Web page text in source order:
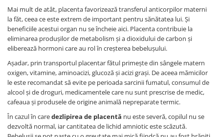
Mai mult de atât, placenta favorizează transferul anticorpilor materni
la făt, ceea ce este extrem de important pentru sănătatea lui. Și
beneficiile acestui organ nu se încheie aici. Placenta contribuie la
eliminarea produșilor de metabolism și a dioxidului de carbon și
eliberează hormoni care au rol în creșterea bebelușului.
Așadar, prin transportul placentar fătul primește din sângele matern
oxigen, vitamine, aminoacizi, glucoză și acizi grași. De aceea mămicilor
le este recomandat să evite pe perioada sarcinii fumatul, consumul de
alcool și de droguri, medicamentele care nu sunt prescrise de medic,
cafeaua și produsele de origine animală nepreparate termic.
În cazul în caredezlipirea de placentă nu este severă, copilul nu se
dezvoltă normal, iar cantitatea de lichid amniotic este scăzută.